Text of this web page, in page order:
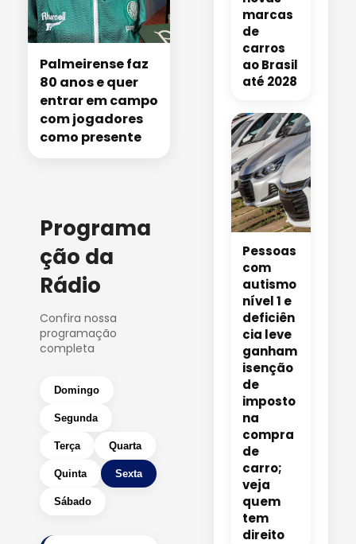
Palmeirense faz
80 anos e quer
entrar em campo
com jogadores
como presente
Programa
ção da
Rádio
Confira nossa
programação
completa
Domingo
Segunda
Terça Quarta
Quinta Sexta
Sábado
marcas
de
carros
ao Brasil
até 2028
Pessoas
com
autismo
nível 1 e
deficiên
cia leve
ganham
isenção
de
imposto
na
compra
de
carro;
veja
quem
tem
direito